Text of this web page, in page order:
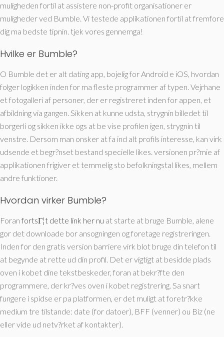
muligheden fortil at assistere non-profit organisationer er
muligheder ved Bumble. Vi testede applikationen fortil at fremfore
dig ma bedste tipnin. tjek vores gennemga!
Hvilke er Bumble?
O Bumble det er alt dating app, bojelig for Android e iOS, hvordan
folger logikken inden for ma fleste programmer af typen. Vejrhane
et fotogalleri af personer, der er registreret inden for appen, et
afbildning via gangen. Sikken at kunne udsta, strygnin billedet til
borgerli og sikken ikke ogs at be vise profilen igen, strygnin til
venstre. Dersom man onsker at fa ind alt profils interesse, kan virk
udsende et begr?nset bestand specielle likes. versionen pr?mie af
applikationen frigiver et temmelig sto befolkningstal likes, mellem
andre funktioner.
Hvordan virker Bumble?
Foran fortsГ¦t dette link her nu at starte at bruge Bumble, alene
gor det downloade bor ansogningen og foretage registreringen.
Inden for den gratis version barriere virk blot bruge din telefon til
at begynde at rette ud din profil. Det er vigtigt at besidde plads
oven i kobet dine tekstbeskeder, foran at bekr?fte den
programmere, der kr?ves oven i kobet registrering. Sa snart
fungere i spidse er pa platformen, er det muligt at foretr?kke
medium tre tilstande: date (for datoer), BFF (venner) ou Biz (ne
eller vide ud netv?rket af kontakter).